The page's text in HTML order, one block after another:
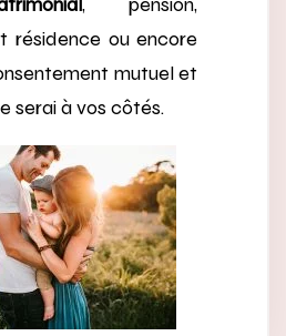
, pension,
résidence ou encore
mutuel et
serai à vos côtés.